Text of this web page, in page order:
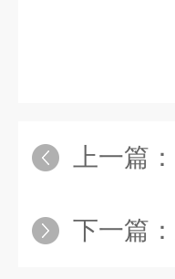
上一篇：
下一篇：